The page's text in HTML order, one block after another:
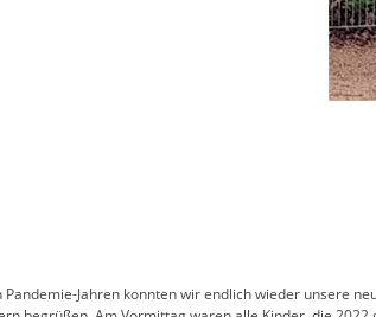
Jahren konnten wir endlich wieder unsere